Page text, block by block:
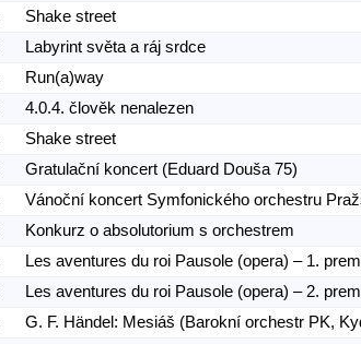
Shake street
Labyrint světa a ráj srdce
Run(a)way
4.0.4. člověk nenalezen
Shake street
Gratulační koncert (Eduard Douša 75)
Vánoční koncert Symfonického orchestru
Konkurz o absolutorium s orchestrem
Les aventures du roi Pausole (opera) – 1.
Les aventures du roi Pausole (opera) – 2.
G. F. Händel: Mesiáš (Barokní orchestr PK,